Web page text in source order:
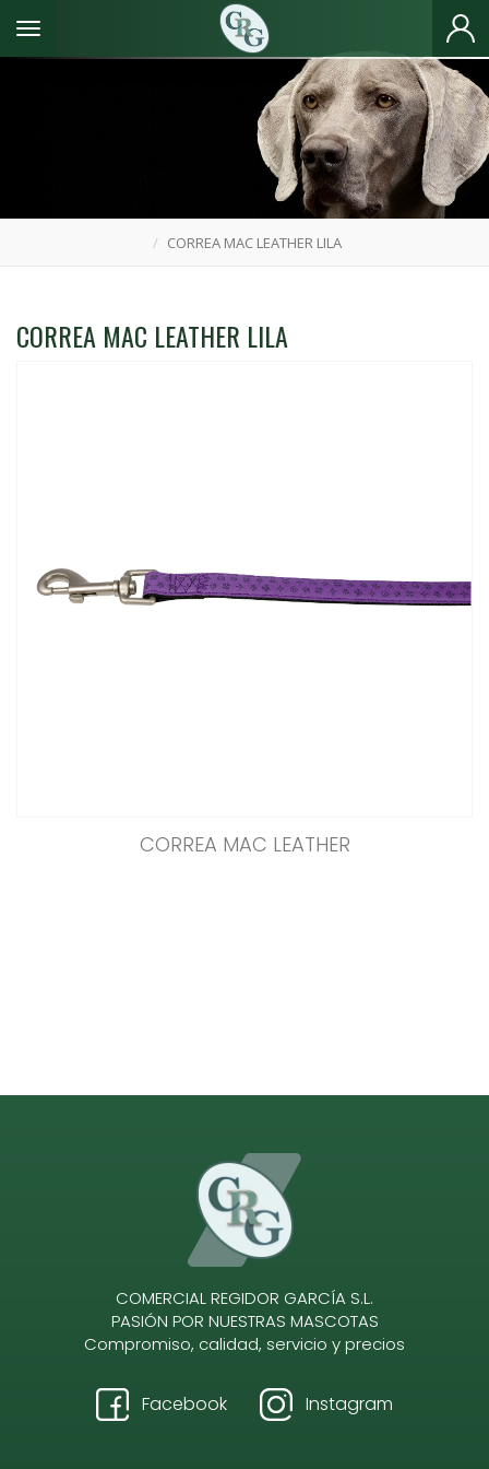
Toggle navigation
CORREA MAC LEATHER LILA
CORREA MAC LEATHER LILA
CORREA MAC LEATHER
COMERCIAL REGIDOR GARCÍA S.L.
PASIÓN POR NUESTRAS MASCOTAS
Compromiso, calidad, servicio y precios
Facebook Instagram